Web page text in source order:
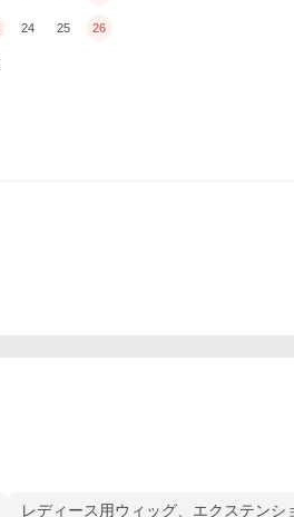
24 25 26
レディース用ウィッグ、エクステンシ